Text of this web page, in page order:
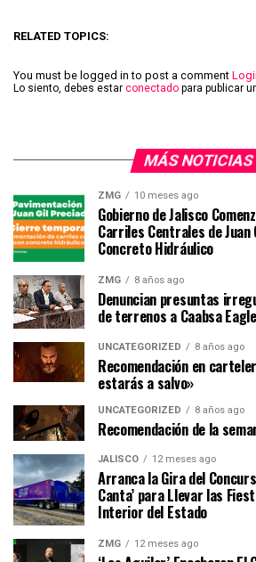
RELATED TOPICS:
You must be logged in to post a comment
Lo siento, debes estar conectado para publicar
MÁS NOTICIAS
ZMG 10 meses ago
Gobierno de Jalisco
Carriles Centrales de Juan
Concreto Hidráulico
ZMG 8 años ago
Denuncian presuntas
de terrenos a Caabsa
UNCATEGORIZED 8 años ago
Recomendación en
estarás a salvo»
UNCATEGORIZED 8 años ago
Recomendación de la
JALISCO 12 meses ago
Arranca la Gira del
Canta’ para Llevar las
Interior del Estado
ZMG 12 meses ago